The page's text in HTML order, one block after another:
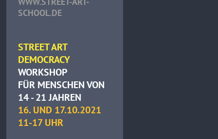
SCHOOL.DE
STREET ART
DEMOCRACY
WORKSHOP
FÜR MENSCHEN VON
14 - 21 JAHREN
16. UND 17.10.2021
11-17 UHR